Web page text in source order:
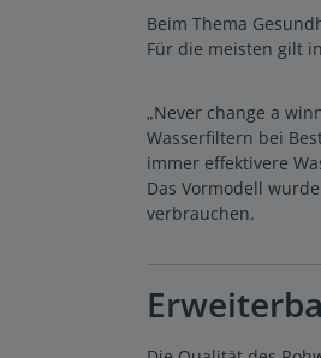
Beim Thema
Für die meisten gilt
„Never change a
Wasserfiltern bei
immer effektivere
Das Vormodell
verbrauchen.